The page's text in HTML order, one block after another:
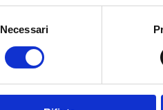
Necessari